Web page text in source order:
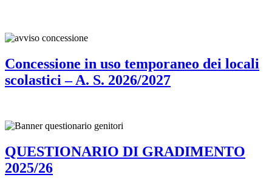
Concessione in uso temporaneo dei locali
scolastici – A. S. 2026/2027
QUESTIONARIO DI GRADIMENTO
2025/26